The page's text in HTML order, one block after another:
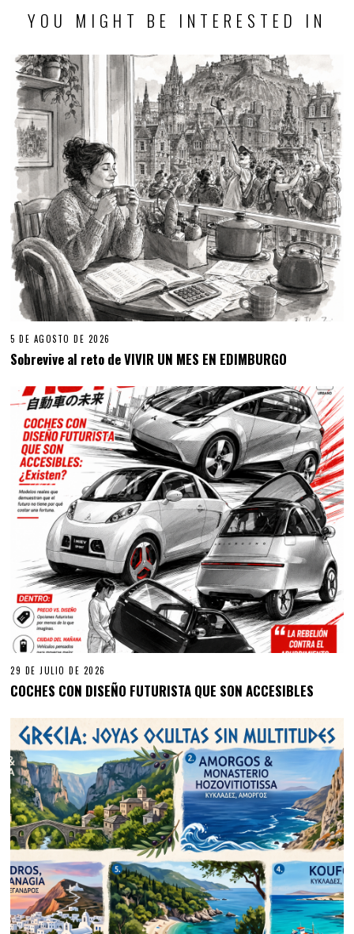
YOU MIGHT BE INTERESTED IN
5 DE AGOSTO DE 2026
Sobrevive al reto de VIVIR UN MES EN EDIMBURGO
29 DE JULIO DE 2026
COCHES CON DISEÑO FUTURISTA QUE SON ACCESIBLES